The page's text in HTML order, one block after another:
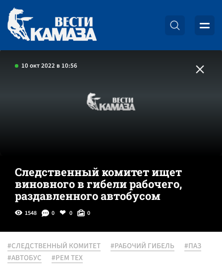
10 окт 2022 в 10:56
Следственный комитет ищет
виновного в гибели рабочего,
раздавленного автобусом
1548 0 0 0
#СЛЕДСТВЕННЫЙ КОМИТЕТ #РАБОЧИЙ ГИБЕЛЬ
#ПАЗ
#АВТОБУС
#РЕМ ТЕХ